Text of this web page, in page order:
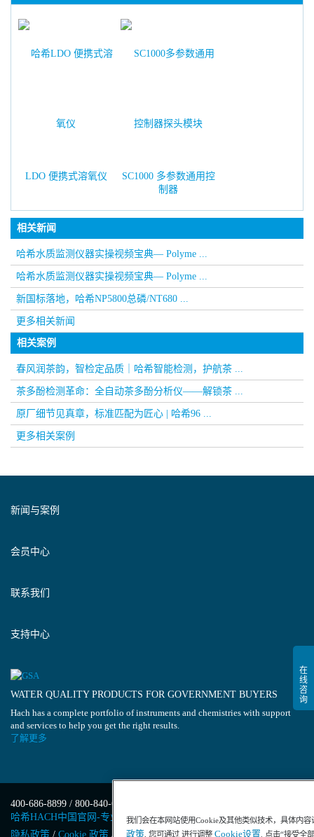
LDO 便携式溶氧仪
SC1000 多参数通用控
制器
相关新闻
哈希水质监测仪器实操视频宝典— Polyme ...
哈希水质监测仪器实操视频宝典— Polyme ...
新国标落地，哈希NP5800总磷/NT680 ...
更多相关新闻
相关案例
春风润茶韵，智检定品质｜哈希智能检测，护航茶 ...
茶多酚检测革命：全自动茶多酚分析仪——解锁茶 ...
原厂细节见真章，标准匹配为匠心 | 哈希96 ...
更多相关案例
新闻与案例
会员中心
联系我们
支持中心
WATER QUALITY PRODUCTS FOR GOVERNMENT BUYERS
Hach has a complete portfolio of instruments and chemistries with support
and services to help you get the right results.
了解更多
400-686-8899 / 800-840-6026
哈希HACH中国官网-专业水质分析仪器
隐私政策 / Cookie 政策 / Cookie 设置/沪ICP备13034148号-4/
我们会在本网站使用Cookie及其他类似技术，具体内
政策, 您可通过 进行调整 Cookie设置. 点击“接受全